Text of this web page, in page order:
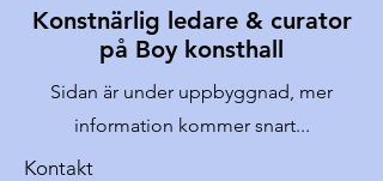
Konstnärlig ledare & curator
på Boy konsthall
Sidan är under uppbyggnad, mer
information kommer snart...
Kontakt